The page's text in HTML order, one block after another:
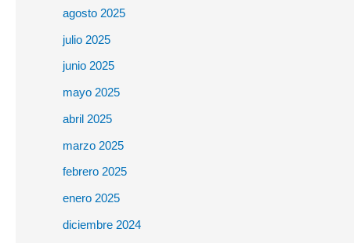
agosto 2025
julio 2025
junio 2025
mayo 2025
abril 2025
marzo 2025
febrero 2025
enero 2025
diciembre 2024